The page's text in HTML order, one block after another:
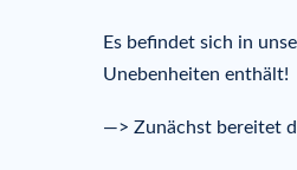
Es befindet sich in
Unebenheiten enthält!
—> Zunächst bereitet